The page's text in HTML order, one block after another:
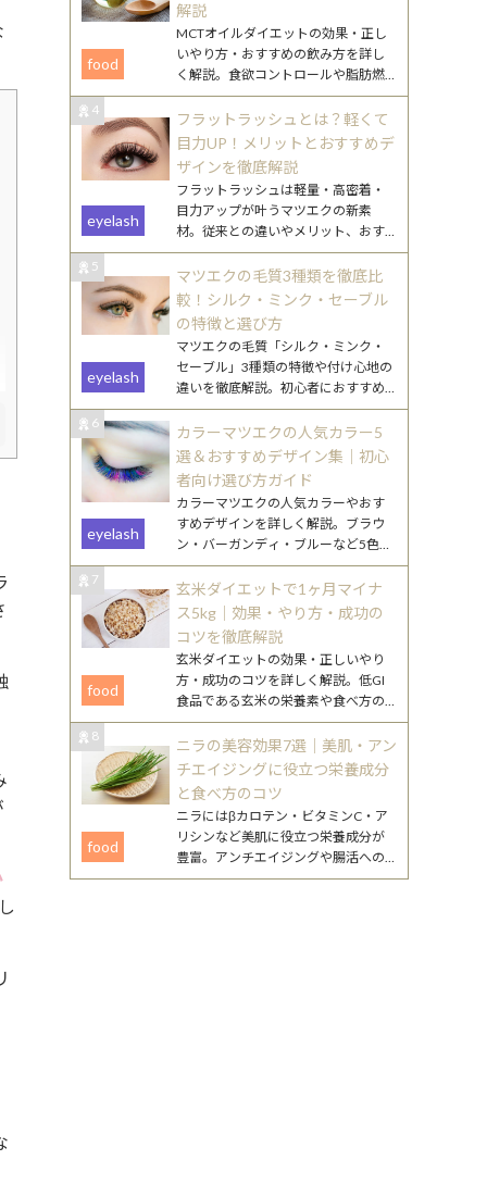
解説
food
MCTオイルダイエットの効果・正し
いやり方・おすすめの飲み方を詳し
く解説。食欲コントロールや脂肪燃
焼のメカニズムから、毎日続けるコ
ツまで丁寧にご紹介します。
4
フラットラッシュとは？軽くて
目力UP！メリットとおすすめデ
ザインを徹底解説
eyelash
フラットラッシュは軽量・高密着・
目力アップが叶うマツエクの新素
材。従来との違いやメリット、おす
すめデザインをわかりやすく解説し
ます。
5
マツエクの毛質3種類を徹底比
較！シルク・ミンク・セーブル
の特徴と選び方
eyelash
マツエクの毛質「シルク・ミンク・
セーブル」3種類の特徴や付け心地の
違いを徹底解説。初心者におすすめ
の選び方や、なりたい目元別のポイ
ントもご紹介します。
6
カラーマツエクの人気カラー5
選＆おすすめデザイン集｜初心
者向け選び方ガイド
eyelash
カラーマツエクの人気カラーやおす
すめデザインを詳しく解説。ブラウ
ン・バーガンディ・ブルーなど5色の
特徴と、初心者でも挑戦しやすい取
り入れ方を紹介します。
7
玄米ダイエットで1ヶ月マイナ
ス5kg｜効果・やり方・成功の
コツを徹底解説
food
玄米ダイエットの効果・正しいやり
方・成功のコツを詳しく解説。低GI
食品である玄米の栄養素や食べ方の
工夫、注意点まで、無理なく続ける
ためのポイントをまとめました。
8
ニラの美容効果7選｜美肌・アン
チエイジングに役立つ栄養成分
と食べ方のコツ
food
ニラにはβカロテン・ビタミンC・ア
リシンなど美肌に役立つ栄養成分が
豊富。アンチエイジングや腸活への
働きが期待できるニラの美容効果